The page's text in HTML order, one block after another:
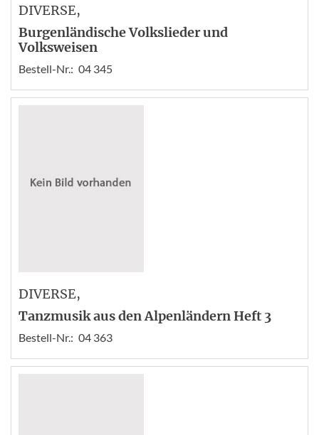
DIVERSE,
Burgenländische Volkslieder und
Volksweisen
Bestell-Nr.: 04 345
DIVERSE,
Tanzmusik aus den Alpenländern Heft 3
Bestell-Nr.: 04 363